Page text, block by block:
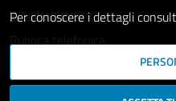
Whistleblowing
Rubrica telefonica
SEGUICI SU
Per conoscere i dettagli